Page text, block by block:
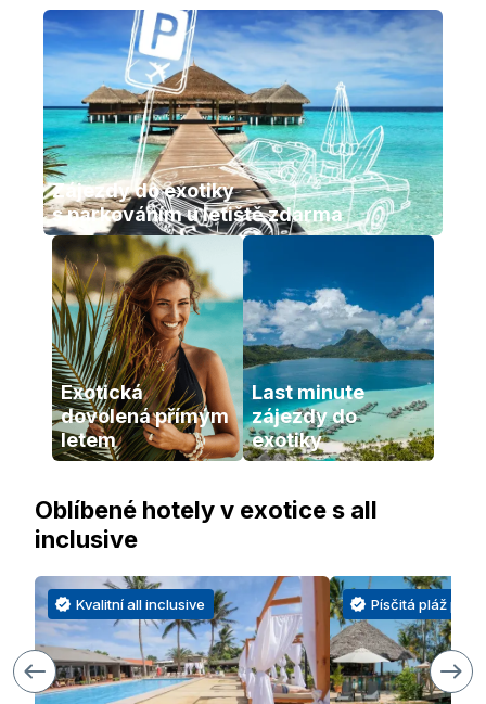
Zájezdy do exotiky
s parkováním u letiště zdarma
Exotická
dovolená přímým
letem
Last minute
zájezdy do
exotiky
Oblíbené hotely v exotice s all
inclusive
Kvalitní all inclusive Písčitá pláž